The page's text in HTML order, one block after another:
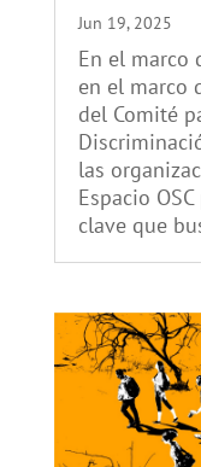
Jun 19, 2025
En el marco
en el marco
del Comité
las
Espacio
clave que